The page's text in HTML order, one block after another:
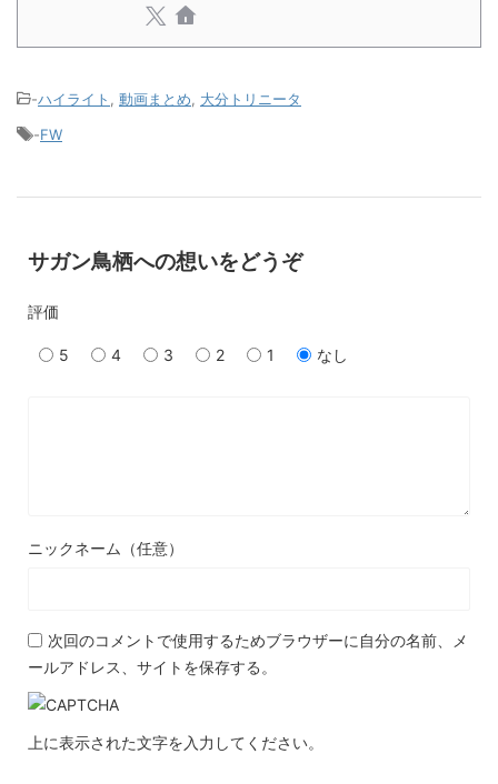
-ハイライト 動画まとめ
大分トリニータ
-FW
サガン鳥栖への想いをどうぞ
評価
5 4 3 2 1 なし
ニックネーム（任意）
次回のコメントで使用するためブラウザーに自分の名前、メ
ールアドレス、サイトを保存する。
上に表示された文字を入力してください。